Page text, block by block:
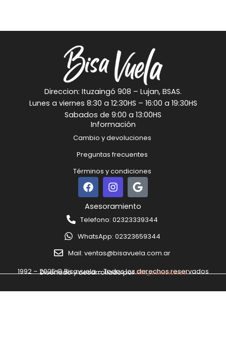
Direccion: Ituzaingó 908 – Lujan, BSAS.
Lunes a viernes 8:30 a 12:30HS – 16:00 a 19:30HS
Sabados de 9:00 a 13:00HS
Información
Cambio y devoluciones
Preguntas frecuentes
Términos y condiciones
F
a
c
e
b
o
o
k
I
n
s
t
a
g
r
a
G
o
o
g
l
e
Asesoramiento
Telefono: 02323339344
WhatsApp: 02323659344
Mail: ventas@bisavuela.com.ar
Diseñado y desarrollado porNM_soluciones
1992 – 2025 © Bisavuela – Todos los derechos reservados